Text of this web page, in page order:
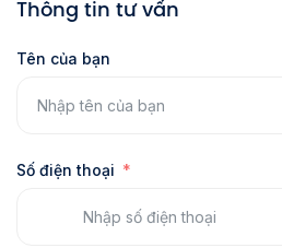
Thông tin tư vấn
Tên của bạn
Số điện thoại